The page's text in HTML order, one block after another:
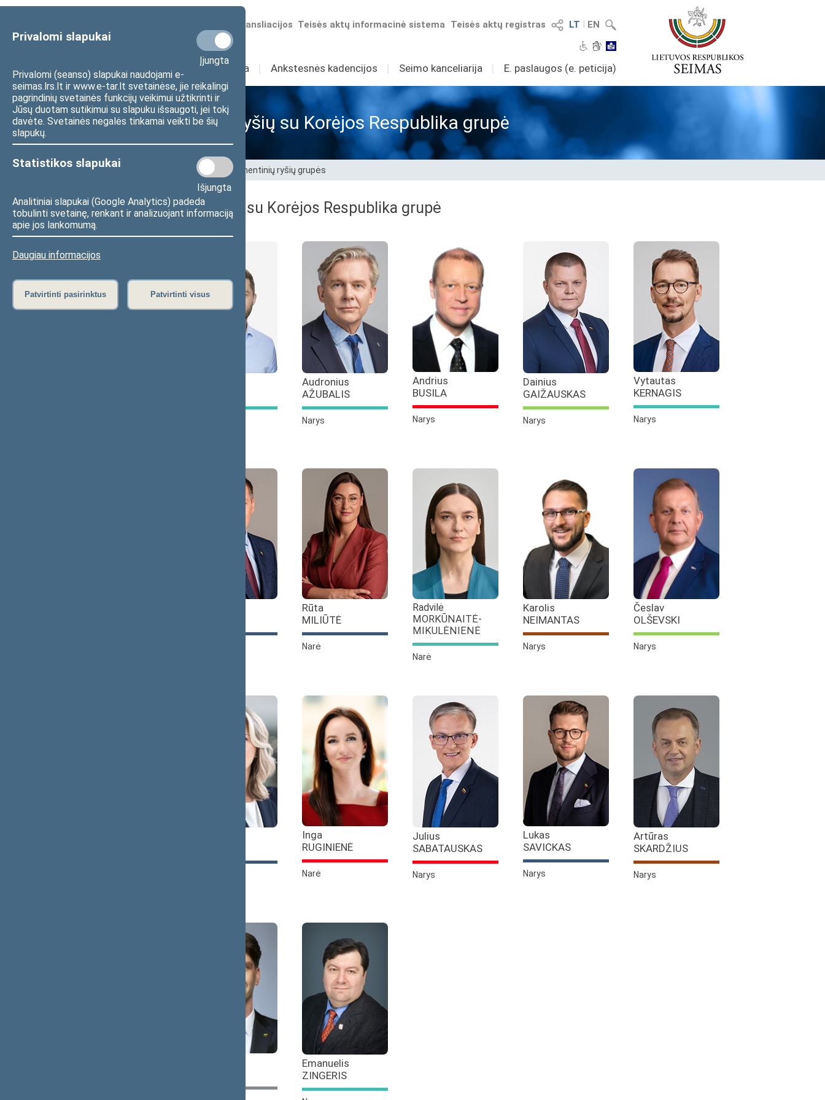
Privalomi slapukai
Įjungta
Privalomi (seanso) slapukai naudojami e-
seimas.lrs.lt ir www.e-tar.lt svetainėse, jie reikalingi
pagrindinių svetainės funkcijų veikimui užtikrinti ir
Jūsų duotam sutikimui su slapuku išsaugoti, jei tokį
davėte. Svetainės negalės tinkamai veikti be šių
slapukų.
Statistikos slapukai
Išjungta
Analitiniai slapukai (Google Analytics) padeda
tobulinti svetainę, renkant ir analizuojant informaciją
apie jos lankomumą.
Daugiau informacijos
Patvirtinti pasirinktus Patvirtinti visus
LT I EN
Teisės aktų registras
Teisės aktų informacinė sistema
Numatomos transliacijos
Sudėtis Veikla I Ankstesnės kadencijos I Seimo kanceliarija I E. paslaugos (e. peticija)
Tarpparlamentinių ryšių su Korėjos Respublika grupė
Pradžia>Tarptautiniai ryšiai > Tarpparlamentinių ryšių grupės
Tarpparlamentinių ryšių su Korėjos Respublika grupė
Audronius
AŽUBALIS
Narys
Andrius
BUSILA
Narys
Dainius
GAIŽAUSKAS
Narys
Vytautas
KERNAGIS
Narys
Rūta
MILIŪTĖ
Narė
Radvilė
MORKŪNAITĖ-
MIKULĖNIENĖ
Narė
Karolis
NEIMANTAS
Narys
Česlav
OLŠEVSKI
Narys
Inga
RUGINIENĖ
Narė
Julius
SABATAUSKAS
Narys
Lukas
SAVICKAS
Narys
Artūras
SKARDŽIUS
Narys
Emanuelis
ZINGERIS